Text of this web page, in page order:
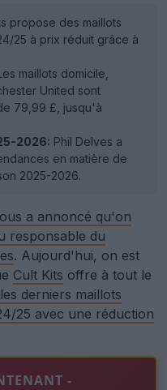
propose des maillots
25 à prix réduit grâce à
maillots domicile,
United sont
79,99 £, jusqu'à
2026: Phil Delves a
en matière de
2025-2026.
a annoncé qu'on
responsable du
. Aujourd'hui, on est
Cult Kits offre à tout le
derniers maillots
25 avec une réduction
-